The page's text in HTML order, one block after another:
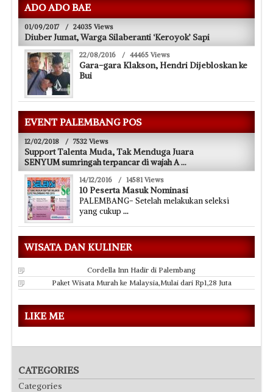
ADO ADO BAE
01/09/2017 / 24035 Views
Diuber Jumat, Warga Silaberanti ‘Keroyok’ Sapi
22/08/2016 / 44465 Views
Gara-gara Klakson, Hendri Dijebloskan ke
Bui
EVENT PALEMBANG POS
12/02/2018 / 7532 Views
Support Talenta Muda, Tak Menduga Juara
SENYUM sumringah terpancar di wajah A...
14/12/2016 / 14581 Views
10 Peserta Masuk Nominasi
PALEMBANG- Setelah melakukan seleksi
yang cukup ...
WISATA DAN KULINER
Cordella Inn Hadir di Palembang
Paket Wisata Murah ke Malaysia,Mulai dari Rp1,28 Juta
LIKE ME
CATEGORIES
Categories